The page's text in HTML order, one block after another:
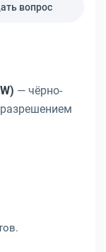
вопрос
— чёрно-